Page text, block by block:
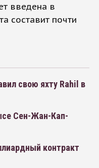
введена в
составит почти
свою яхту Rahil в
Сен-Жан-Кап-
контракт